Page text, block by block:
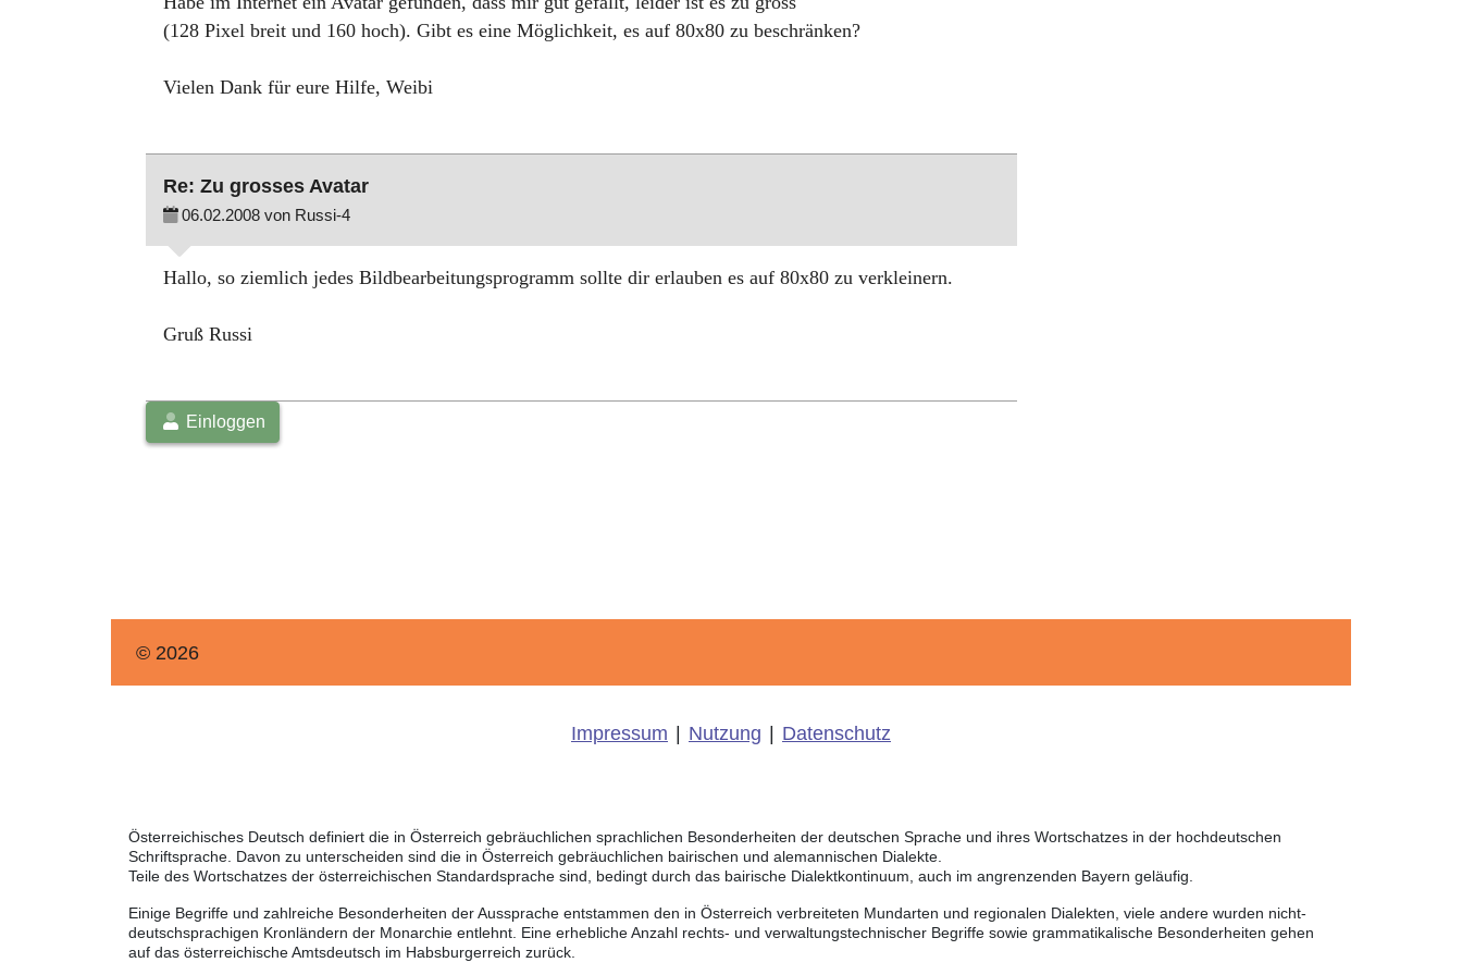
(128 Pixel breit und 160 hoch). Gibt es eine Möglichkeit, es auf 80x80 zu beschränken?
Vielen Dank für eure Hilfe, Weibi
Re: Zu grosses Avatar
06.02.2008 von Russi-4
Hallo, so ziemlich jedes Bildbearbeitungsprogramm sollte dir erlauben es auf 80x80 zu verkleinern.
Gruß Russi
Einloggen
© 2026
Impressum Nutzung Datenschutz
Österreichisches Deutsch definiert die in Österreich gebräuchlichen sprachlichen Besonderheiten der deutschen Sprache und ihres Wortschatzes in der hochdeutschen
Schriftsprache. Davon zu unterscheiden sind die in Österreich gebräuchlichen bairischen und alemannischen Dialekte.
Teile des Wortschatzes der österreichischen Standardsprache sind, bedingt durch das bairische Dialektkontinuum, auch im angrenzenden Bayern geläufig.
Einige Begriffe und zahlreiche Besonderheiten der Aussprache entstammen den in Österreich verbreiteten Mundarten und regionalen Dialekten, viele andere wurden nicht-
deutschsprachigen Kronländern der Monarchie entlehnt. Eine erhebliche Anzahl rechts- und verwaltungstechnischer Begriffe sowie grammatikalische Besonderheiten gehen
auf das österreichische Amtsdeutsch im Habsburgerreich zurück.